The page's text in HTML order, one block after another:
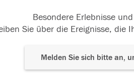
Besondere Erlebnisse
Sie über die Ereignisse, die
Melden Sie sich bitte an,